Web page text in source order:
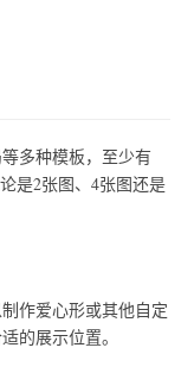
多种模板，至少有
是2张图、4张图还是
作爱心形或其他自定
的展示位置。